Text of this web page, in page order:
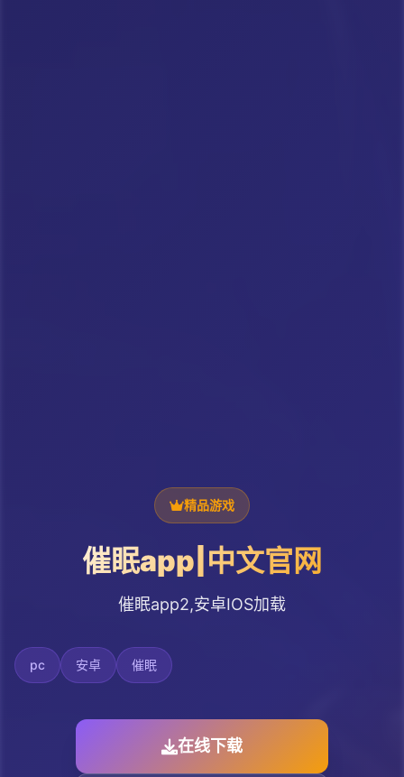
精品游戏
催眠app|中文官网
催眠app2,安卓IOS加载
pc 安卓 催眠
在线下载